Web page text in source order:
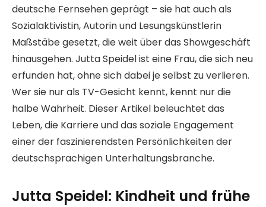
deutsche Fernsehen geprägt – sie hat auch als
Sozialaktivistin, Autorin und Lesungskünstlerin
Maßstäbe gesetzt, die weit über das Showgeschäft
hinausgehen. Jutta Speidel ist eine Frau, die sich neu
erfunden hat, ohne sich dabei je selbst zu verlieren.
Wer sie nur als TV-Gesicht kennt, kennt nur die
halbe Wahrheit. Dieser Artikel beleuchtet das
Leben, die Karriere und das soziale Engagement
einer der faszinierendsten Persönlichkeiten der
deutschsprachigen Unterhaltungsbranche.
Jutta Speidel: Kindheit und frühe